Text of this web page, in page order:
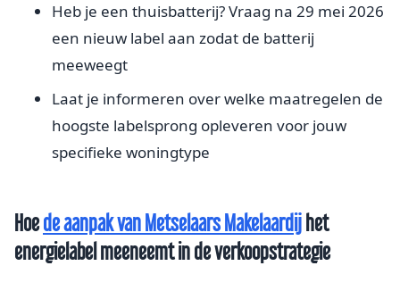
Heb je een thuisbatterij? Vraag na 29 mei 2026
een nieuw label aan zodat de batterij
meeweegt
Laat je informeren over welke maatregelen de
hoogste labelsprong opleveren voor jouw
specifieke woningtype
Hoede aanpak van Metselaars Makelaardij het
energielabel meeneemt in de verkoopstrategie